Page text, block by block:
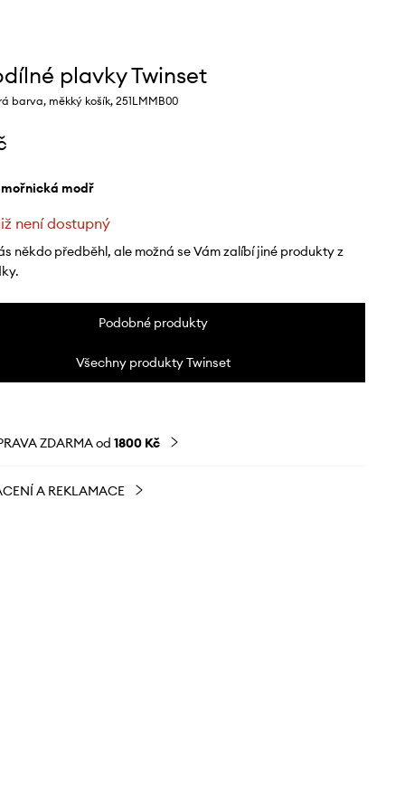
plavky Twinset
barva, měkký košík, 251LMMB00
modř
není dostupný
někdo předběhl, ale možná se Vám zalíbí jiné produkty z
Podobné produkty
Všechny produkty Twinset
ZDARMA od 1800 Kč
A REKLAMACE